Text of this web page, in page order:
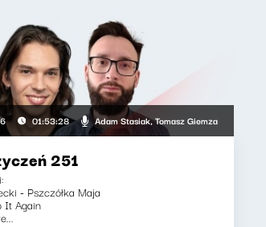
01:53:28 Adam Stasiak, Tomasz Giemza
251
- Pszczółka Maja
It Again